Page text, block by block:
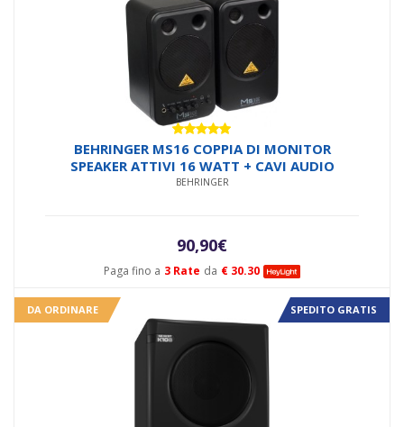
Paga fino a 3 Rate da € 30.30
Valutato
5.00su 5
BEHRINGER MS16 COPPIA DI MONITOR
SPEAKER ATTIVI 16 WATT + CAVI AUDIO
BEHRINGER
90,90€
DA ORDINARE SPEDITO GRATIS